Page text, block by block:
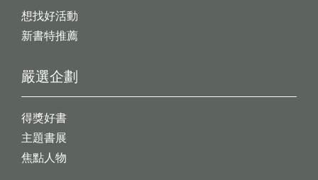
想找好活動
新書特推薦
嚴選企劃
得獎好書
主題書展
焦點人物